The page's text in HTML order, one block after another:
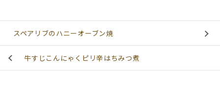
スペアリブのハニーオーブン焼
牛すじこんにゃくピリ辛はちみつ煮